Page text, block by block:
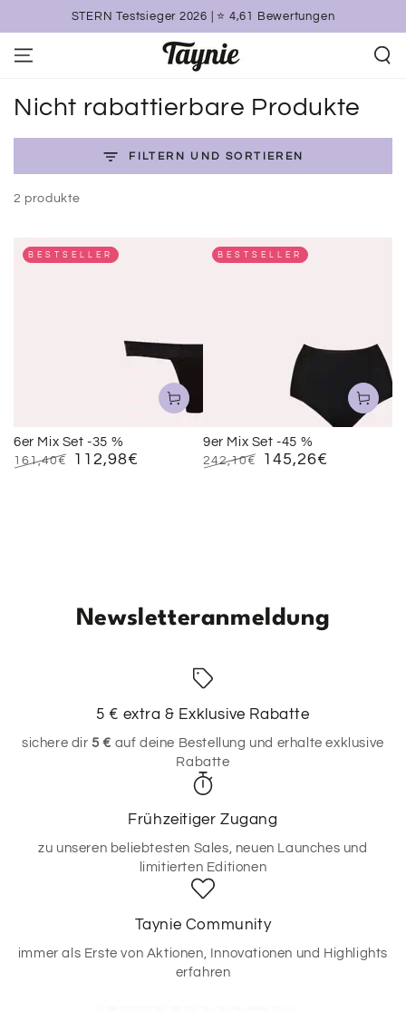
ZUM INHALT
SPRINGEN
STERN Testsieger 2026 | ⭐️ 4,61 Bewertungen
Kollektion:
Nicht rabattierbare Produkte
FILTERN UND SORTIEREN
2 produkte
6er Mix Set -35 %
161,40€
112,98€
BESTSELLER
9er Mix Set -45 %
242,10€
145,26€
BESTSELLER
Newsletteranmeldung
5 € extra & Exklusive Rabatte
sichere dir 5 € auf deine Bestellung und erhalte exklusive
Rabatte
Frühzeitiger Zugang
zu unseren beliebtesten Sales, neuen Launches und
limitierten Editionen
Taynie Community
immer als Erste von Aktionen, Innovationen und Highlights
erfahren